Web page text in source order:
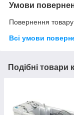
Умови
Повернення
Всі умови
Подібні товари